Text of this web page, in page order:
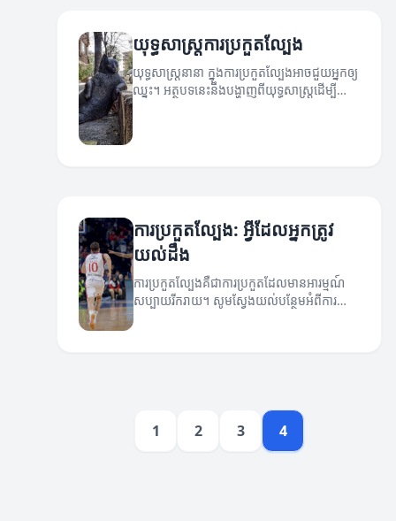
យុទ្ធសាស្ត្រការប្រកួតល្បែង
យុទ្ធសាស្ត្រនានា ក្នុងការប្រកួតល្បែងអាចជួយអ្នកឲ្យ
ឈ្នះ។ អត្ថបទនេះនឹងបង្ហាញពីយុទ្ធសាស្ត្រដើម្បី
ជោគជ័យ។
ការប្រកួតល្បែង: អ្វីដែលអ្នកត្រូវ
យល់ដឹង
ការប្រកួតល្បែងគឺជាការប្រកួតដែលមានអារម្មណ៍
សប្បាយរីករាយ។ សូមស្វែងយល់បន្ថែមអំពីការ
1 2 3 4